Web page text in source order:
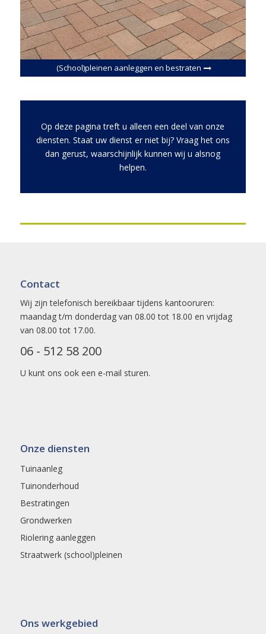
(School)pleinen aanleggen en bestraten
Op deze pagina treft u alleen een deel van onze
diensten. Staat uw dienst er niet bij? Vraag het ons
dan gerust, waarschijnlijk kunnen wij u alsnog
helpen.
Contact
Wij zijn telefonisch bereikbaar tijdens kantooruren:
maandag t/m donderdag van 08.00 tot 18.00 en vrijdag
van 08.00 tot 17.00.
06 - 512 58 200
U kunt ons ook een e-mail sturen.
Onze diensten
Tuinaanleg
Tuinonderhoud
Bestratingen
Grondwerken
Riolering aanleggen
Straatwerk (school)pleinen
Ons werkgebied